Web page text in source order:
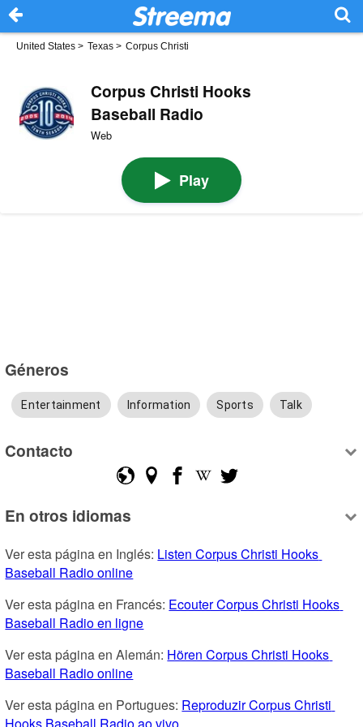
United States > Texas > Corpus Christi
Corpus Christi Hooks
Baseball Radio
Web
Play
Géneros
Entertainment Information Sports Talk
Contacto
En otros idiomas
Ver esta página en Inglés: Listen Corpus Christi Hooks
Baseball Radio online
Ver esta página en Francés: Ecouter Corpus Christi Hooks
Baseball Radio en ligne
Ver esta página en Alemán: Hören Corpus Christi Hooks
Baseball Radio online
Ver esta página en Portugues: Reproduzir Corpus Christi
Hooks Baseball Radio ao vivo